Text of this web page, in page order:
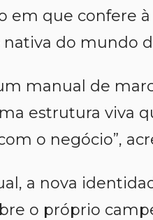
em que confere
nativa do mundo
manual de
estrutura viva
o negócio”,
a nova
o próprio